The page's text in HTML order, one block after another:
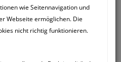
wie Seitennavigation und
Webseite ermöglichen. Die
nicht richtig funktionieren.